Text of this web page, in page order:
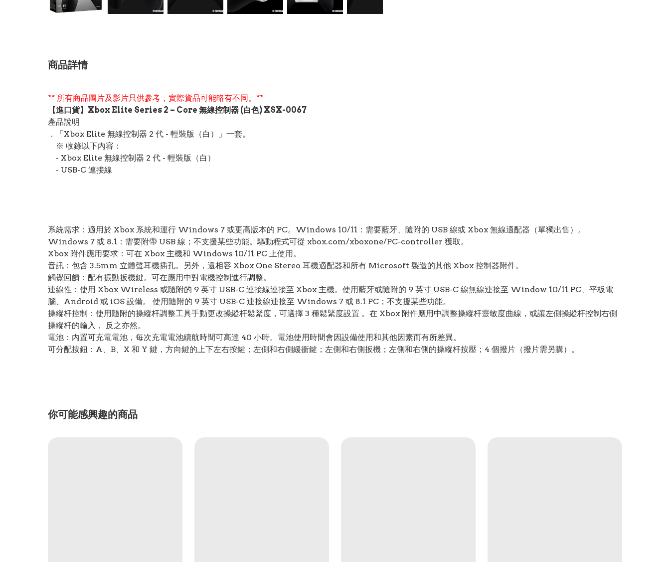
商品詳情
** 所有商品圖片及影片只供參考，實際貨品可能略有不同。**
【進口貨】Xbox Elite Series 2 – Core 無線控制器 (白色) XSX-0067
產品說明
．「Xbox Elite 無線控制器 2 代 - 輕裝版（白）」一套。
※ 收錄以下內容：
- Xbox Elite 無線控制器 2 代 - 輕裝版（白）
- USB-C 連接線
系統需求：適用於 Xbox 系統和運行 Windows 7 或更高版本的 PC。Windows 10/11：需要藍牙、隨附的 USB 線或 Xbox 無線適配器（單獨出售）。
Windows 7 或 8.1：需要附帶 USB 線；不支援某些功能。驅動程式可從 xbox.com/xboxone/PC-controller 獲取。
Xbox 附件應用要求：可在 Xbox 主機和 Windows 10/11 PC 上使用。
音訊：包含 3.5mm 立體聲耳機插孔。另外，還相容 Xbox One Stereo 耳機適配器和所有 Microsoft 製造的其他 Xbox 控制器附件。
觸覺回饋：配有振動扳機鍵。可在應用中對電機控制進行調整。
連線性：使用 Xbox Wireless 或隨附的 9 英寸 USB-C 連接線連接至 Xbox 主機。使用藍牙或隨附的 9 英寸 USB-C 線無線連接至 Window 10/11 PC、平板電
腦、Android 或 iOS 設備。 使用隨附的 9 英寸 USB-C 連接線連接至 Windows 7 或 8.1 PC；不支援某些功能。
操縱杆控制：使用隨附的操縱杆調整工具手動更改操縱杆鬆緊度，可選擇 3 種鬆緊度設置 。在 Xbox 附件應用中調整操縱杆靈敏度曲線，或讓左側操縱杆控制右側
操縱杆的輸入， 反之亦然。
電池：內置可充電電池，每次充電電池續航時間可高達 40 小時。電池使用時間會因設備使用和其他因素而有所差異。
可分配按鈕：A、B、X 和 Y 鍵，方向鍵的上下左右按鍵；左側和右側緩衝鍵；左側和右側扳機；左側和右側的操縱杆按壓；4 個撥片（撥片需另購）。
你可能感興趣的商品